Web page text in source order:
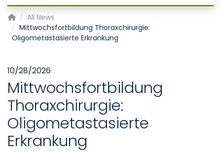
Alpha1-Antitrypsin deficiency- European Reference Network
All News
Mittwochsfortbildung Thoraxchirurgie:
Oligometastasierte Erkrankung
10/28/2026
Mittwochsfortbildung
Thoraxchirurgie:
Oligometastasierte
Erkrankung